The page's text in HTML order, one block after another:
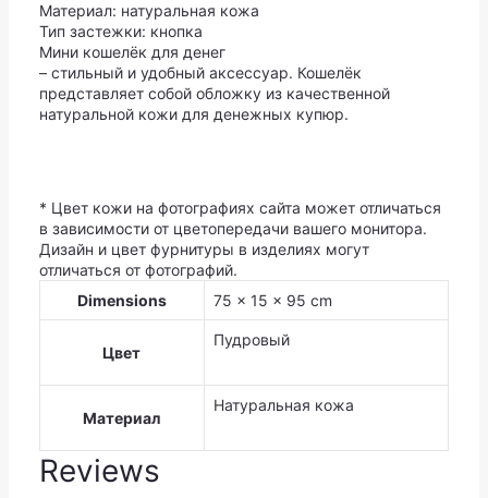
Материал: натуральная кожа
Тип застежки: кнопка
Мини кошелёк для денег
– стильный и удобный аксессуар. Кошелёк
представляет собой обложку из качественной
натуральной кожи для денежных купюр.
* Цвет кожи на фотографиях сайта может отличаться
в зависимости от цветопередачи вашего монитора.
Дизайн и цвет фурнитуры в изделиях могут
отличаться от фотографий.
Dimensions
75 × 15 × 95 cm
Цвет
Пудровый
Материал
Натуральная кожа
Reviews